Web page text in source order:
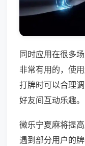
同时应用在很多
非常有用的，使
打牌时可以合理
好友间互动乐趣。
微乐宁夏麻将提
遇到部分用户的